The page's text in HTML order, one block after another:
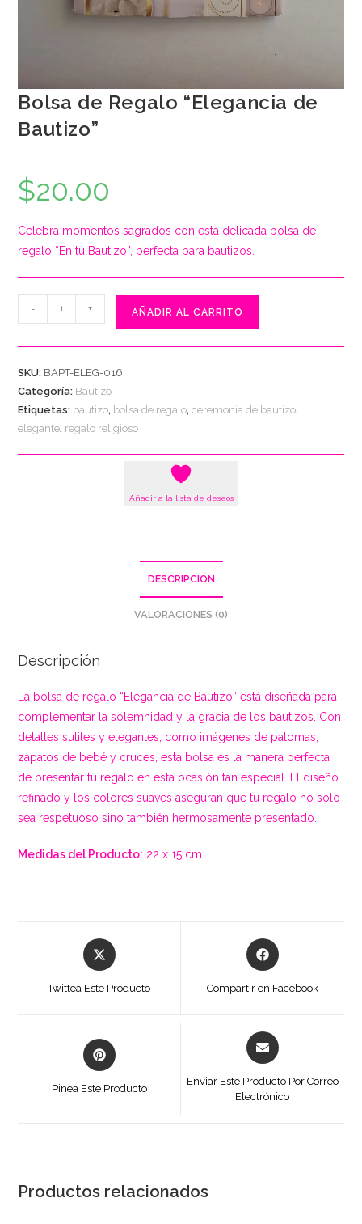
Bolsa de Regalo “Elegancia de
Bautizo”
$20.00
Celebra momentos sagrados con esta delicada bolsa de
regalo “En tu Bautizo”, perfecta para bautizos.
de
Regalo
Bautizo"
cantidad
- + AÑADIR AL CARRITO
SKU: BAPT-ELEG-016
Categoría: Bautizo
Etiquetas: bautizo, bolsa de regalo,ceremonia de bautizo,
elegante, regalo religioso
Añadir a la lista de deseos
DESCRIPCIÓN
VALORACIONES (0)
Descripción
La bolsa de regalo “Elegancia de Bautizo” está diseñada para
complementar la solemnidad y la gracia de los bautizos. Con
detalles sutiles y elegantes, como imágenes de palomas,
zapatos de bebé y cruces, esta bolsa es la manera perfecta
de presentar tu regalo en esta ocasión tan especial. El diseño
refinado y los colores suaves aseguran que tu regalo no solo
sea respetuoso sino también hermosamente presentado.
Medidas del Producto: 22 x 15 cm
Se
abre
Twittea Este Producto
Se
abre
ventana
Compartir en Facebook
Se
abre
Pinea Este Producto
Se
abre
Enviar Este Producto Por Correo
Electrónico
Productos relacionados